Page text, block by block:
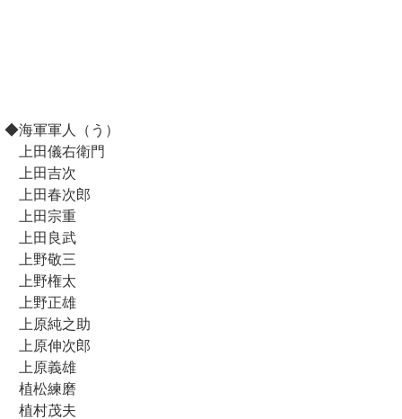
◆海軍軍人（う）
上田儀右衛門
上田吉次
上田春次郎
上田宗重
上田良武
上野敬三
上野権太
上野正雄
上原純之助
上原伸次郎
上原義雄
植松練磨
植村茂夫